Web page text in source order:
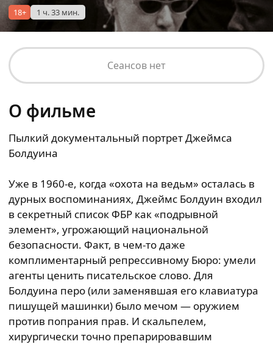
18+ 1 ч. 33 мин.
Сеансов нет
О фильме
Пылкий документальный портрет Джеймса
Болдуина
Уже в 1960-е, когда «охота на ведьм» осталась в
дурных воспоминаниях, Джеймс Болдуин входил
в секретный список ФБР как «подрывной
элемент», угрожающий национальной
безопасности. Факт, в чем-то даже
комплиментарный репрессивному Бюро: умели
агенты ценить писательское слово. Для
Болдуина перо (или заменявшая его клавиатура
пишущей машинки) было мечом — оружием
против попрания прав. И скальпелем,
хирургически точно препарировавшим